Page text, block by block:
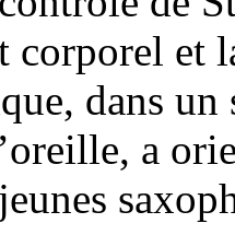
corporel et
dans
a